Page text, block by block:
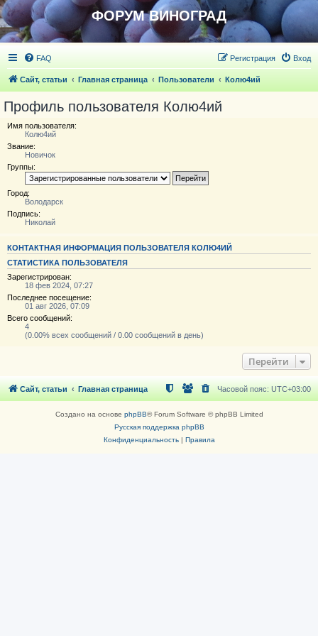
ФОРУМ ВИНОГРАД
FAQ Вход
Регистрация
Сайт, статьи Главная страница Пользователи Колю4ий
Профиль пользователя Колю4ий
Имя пользователя:
Колю4ий
Звание:
Новичoк
Группы:
Город:
Володарск
Подпись:
Николай
КОНТАКТНАЯ ИНФОРМАЦИЯ ПОЛЬЗОВАТЕЛЯ КОЛЮ4ИЙ
СТАТИСТИКА ПОЛЬЗОВАТЕЛЯ
Зарегистрирован:
18 фев 2024, 07:27
Последнее посещение:
01 авг 2026, 07:09
Всего сообщений:
4
(0.00% всех сообщений / 0.00 сообщений в день)
Перейти
Сайт, статьи Главная страница Часовой пояс: UTC+03:00
Создано на основе phpBB® Forum Software © phpBB Limited
Русская поддержка phpBB
Конфиденциальность| Правила